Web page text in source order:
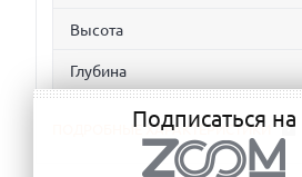
Высота
Глубина
ПОДРОБНЫЕ ХАРАКТЕРИСТИКИ
Подписаться на